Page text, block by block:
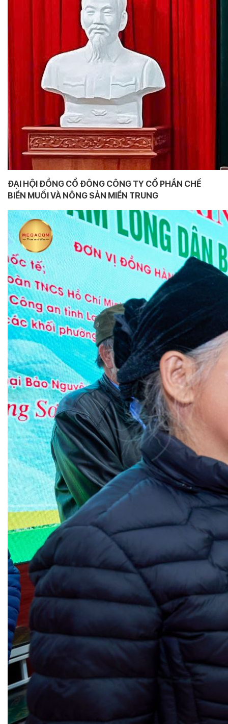
ĐẠI HỘI ĐỒNG CỔ ĐÔNG CÔNG TY CỔ PHẦN CHẾ
BIẾN MUỐI VÀ NÔNG SẢN MIỀN TRUNG